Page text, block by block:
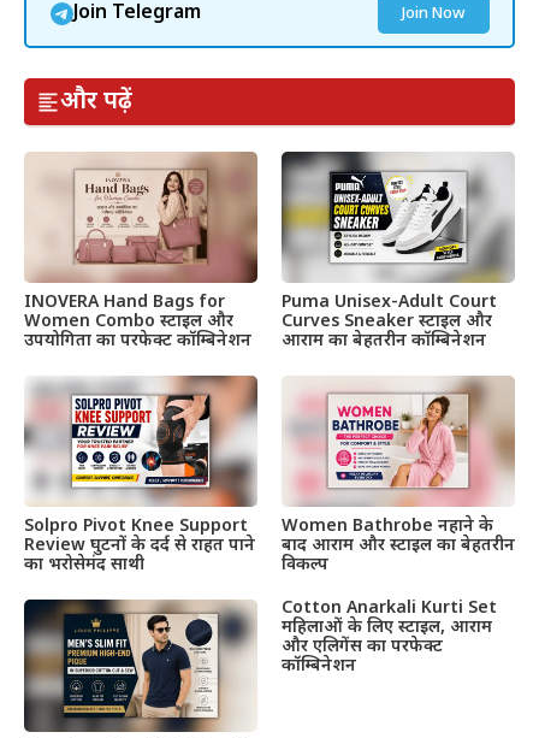
Join Telegram Join Now
और पढ़ें
INOVERA Hand Bags for
Women Combo स्टाइल और
उपयोगिता का परफेक्ट कॉम्बिनेशन
Puma Unisex-Adult Court
Curves Sneaker स्टाइल और
आराम का बेहतरीन कॉम्बिनेशन
Solpro Pivot Knee Support
Review घुटनों के दर्द से राहत पाने
का भरोसेमंद साथी
Women Bathrobe नहाने के
बाद आराम और स्टाइल का बेहतरीन
विकल्प
Cotton Anarkali Kurti Set
महिलाओं के लिए स्टाइल, आराम
और एलिगेंस का परफेक्ट
कॉम्बिनेशन